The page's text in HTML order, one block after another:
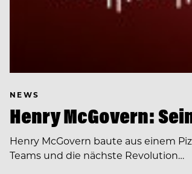
NEWS
Henry McGovern:
Henry McGovern baute aus einem
Teams und die nächste Revolution…